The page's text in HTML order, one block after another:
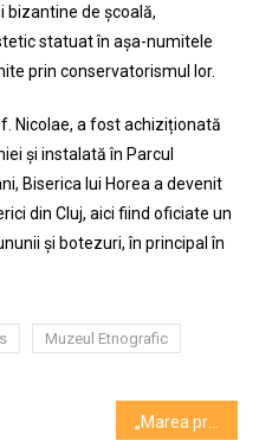
bizantine de școală,
statuat în așa-numitele
prin conservatorismul lor.
Nicolae, a fost achiziționată
și instalată în Parcul
Biserica lui Horea a devenit
din Cluj, aici fiind oficiate un
și botezuri, în principal în
Muzeul Etnografic